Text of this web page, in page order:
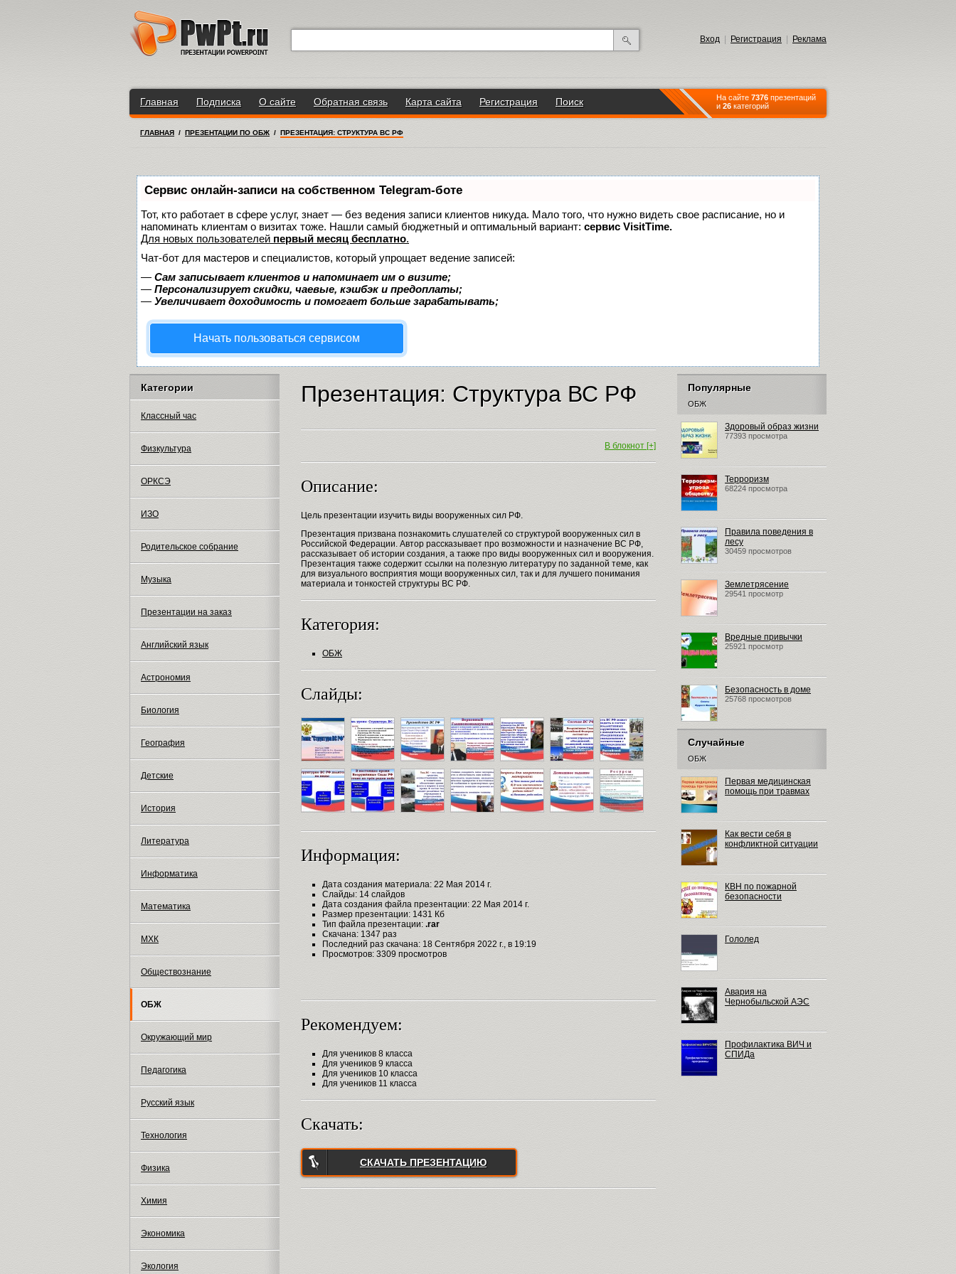
Вход Регистрация Реклама
Главная Подписка О сайте Обратная связь Карта сайта Регистрация Поиск На сайте 7376 презентаций
и 26 категорий
ГЛАВНАЯ / ПРЕЗЕНТАЦИИ ПО ОБЖ / ПРЕЗЕНТАЦИЯ: СТРУКТУРА ВС РФ
Сервис онлайн-записи на собственном Telegram-боте
Тот, кто работает в сфере услуг, знает — без ведения записи клиентов никуда. Мало того, что нужно видеть свое расписание, но и
напоминать клиентам о визитах тоже. Нашли самый бюджетный и оптимальный вариант: сервис VisitTime.
Для новых пользователей первый месяц бесплатно.
Чат-бот для мастеров и специалистов, который упрощает ведение записей:
— Сам записывает клиентов и напоминает им о визите;
— Персонализирует скидки, чаевые, кэшбэк и предоплаты;
— Увеличивает доходимость и помогает больше зарабатывать;
Начать пользоваться сервисом
Категории
Классный час
Физкультура
ОРКСЭ
ИЗО
Родительское собрание
Музыка
Презентации на заказ
Английский язык
Астрономия
Биология
География
Детские
История
Литература
Информатика
Математика
МХК
Обществознание
ОБЖ
Окружающий мир
Педагогика
Русский язык
Технология
Физика
Химия
Экономика
Экология
Презентация: Структура ВС РФ
В блокнот [+]
Описание:
Цель презентации изучить виды вооруженных сил РФ.
Презентация призвана познакомить слушателей со структурой вооруженных сил в
Российской Федерации. Автор рассказывает про возможности и назначение ВС РФ,
рассказывает об истории создания, а также про виды вооруженных сил и вооружения.
Презентация также содержит ссылки на полезную литературу по заданной теме, как
для визуального восприятия мощи вооруженных сил, так и для лучшего понимания
материала и тонкостей структуры ВС РФ.
Категория:
ОБЖ
Слайды:
Информация:
Дата создания материала: 22 Мая 2014 г.
Слайды: 14 слайдов
Дата создания файла презентации: 22 Мая 2014 г.
Размер презентации: 1431 Кб
Тип файла презентации: .rar
Скачана: 1347 раз
Последний раз скачана: 18 Сентября 2022 г., в 19:19
Просмотров: 3309 просмотров
Рекомендуем:
Для учеников 8 класса
Для учеников 9 класса
Для учеников 10 класса
Для учеников 11 класса
Скачать:
СКАЧАТЬ ПРЕЗЕНТАЦИЮ
Популярные
ОБЖ
Здоровый образ жизни
77393 просмотра
Терроризм
68224 просмотра
Правила поведения в
лесу
30459 просмотров
Землетрясение
29541 просмотр
Вредные привычки
25921 просмотр
Безопасность в доме
25768 просмотров
Случайные
ОБЖ
Первая медицинская
помощь при травмах
Как вести себя в
конфликтной ситуации
КВН по пожарной
безопасности
Гололед
Авария на
Чернобыльской АЭС
Профилактика ВИЧ и
СПИДа